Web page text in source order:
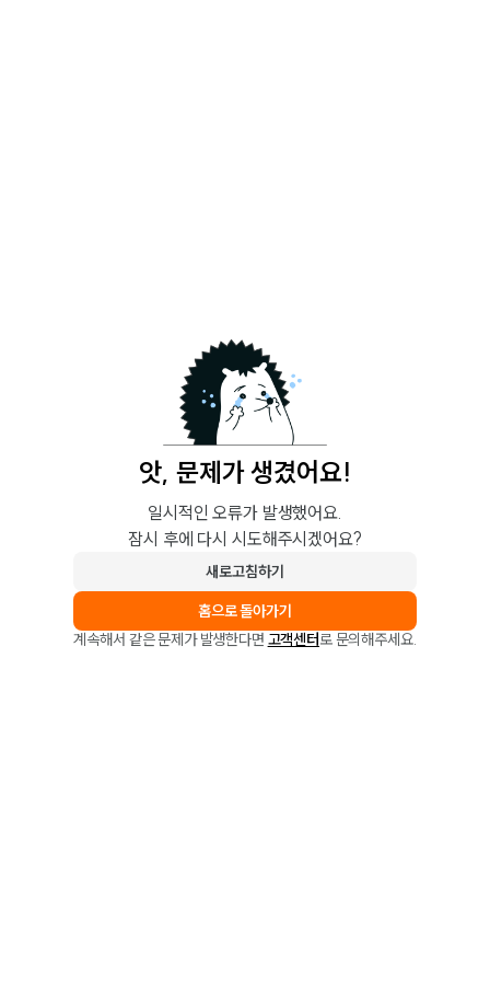
앗, 문제가 생겼어요!
일시적인 오류가 발생했어요.
잠시 후에 다시 시도해주시겠어요?
새로고침하기
홈으로 돌아가기
계속해서 같은 문제가 발생한다면 고객센터로 문의해주세요.